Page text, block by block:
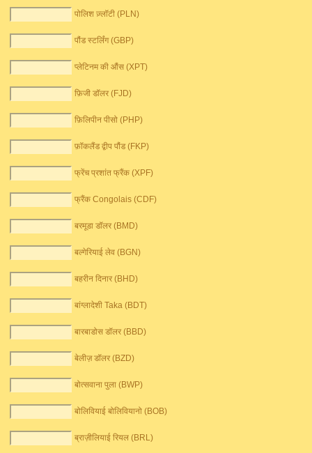
पोलिश ज़्लॉटी (PLN)
पौंड स्टर्लिंग (GBP)
प्लेटिनम की औंस (XPT)
फ़िजी डॉलर (FJD)
फ़िलिपीन पीसो (PHP)
फ़ॉकलैंड द्वीप पौंड (FKP)
फ्रेंच प्रशांत फ्रैंक (XPF)
फ्रैंक Congolais (CDF)
बरमूडा डॉलर (BMD)
बल्गेरियाई लेव (BGN)
बहरीन दिनार (BHD)
बांग्लादेशी Taka (BDT)
बारबाडोस डॉलर (BBD)
बेलीज़ डॉलर (BZD)
बोत्सवाना पुला (BWP)
बोलिवियाई बोलिवियानो (BOB)
ब्राज़ीलियाई रियल (BRL)